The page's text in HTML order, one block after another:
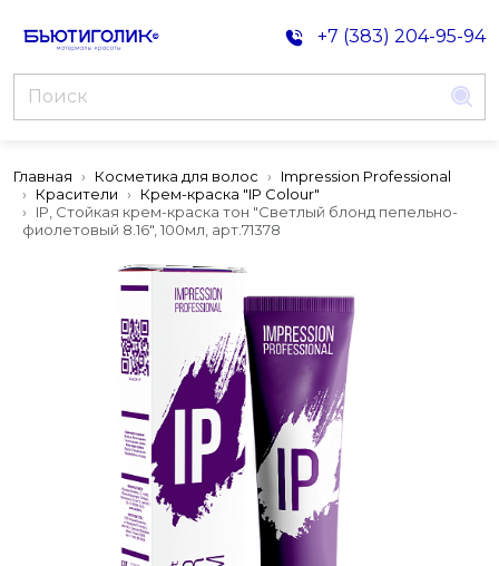
+7 (383) 204-95-94
Главная Косметика для волос
Impression Professional
Красители
Крем-краска "IP Colour"
IP, Стойкая крем-краска тон "Светлый блонд пепельно-
фиолетовый 8.16", 100мл, арт.71378